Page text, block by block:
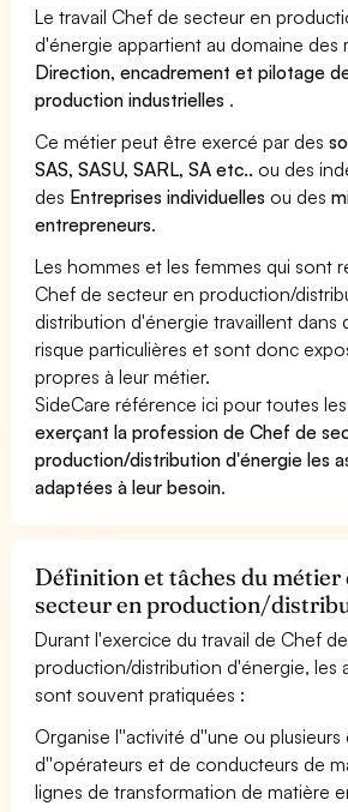
Le travail Chef de secteur en
d'énergie appartient au domaine des
Direction, encadrement et pilotage
production industrielles .
Ce métier peut être exercé par des
SAS, SASU, SARL, SA etc.. ou des
des Entreprises individuelles ou des
entrepreneurs.
Les hommes et les femmes qui sont
Chef de secteur en production/
distribution d'énergie travaillent dans
risque particulières et sont donc
propres à leur métier.
SideCare référence ici pour toutes
exerçant la profession de Chef de
production/distribution d'énergie les
adaptées à leur besoin.
Définition et tâches du métier
secteur en production/
Durant l'exercice du travail de Chef
production/distribution d'énergie, les
sont souvent pratiquées :
Organise l''activité d''une ou plusieurs
d''opérateurs et de conducteurs de
lignes de transformation de matière